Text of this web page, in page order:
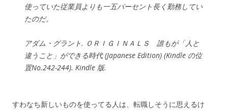
使っていた従業員よりも一五パーセント長く勤務してい
たのだ。
アダム・グラント. ＯＲＩＧＩＮＡＬＳ 誰もが「人と
違うこと」ができる時代 (Japanese Edition) (Kindle の位
置No.242-244). Kindle 版.
すわなち新しいものを使ってる人は、転職しそうに思えるけ